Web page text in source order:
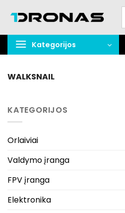
turinį
Kategorijos
WALKSNAIL
KATEGORIJOS
Orlaiviai
Valdymo įranga
FPV įranga
Elektronika